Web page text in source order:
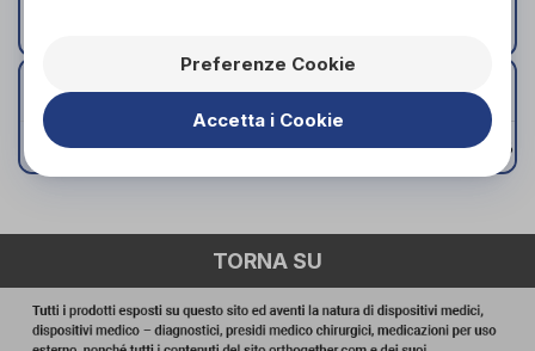
TAGLIA
MISURE (CM) 65-75 76-86 87-97 98-108
TORNA SU
Preferenze Cookie
Accetta i Cookie